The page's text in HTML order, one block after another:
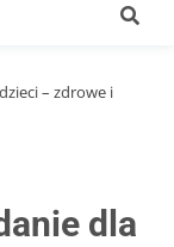
– zdrowe i
dla